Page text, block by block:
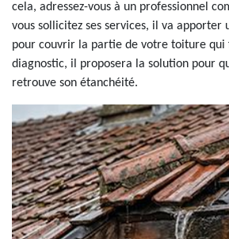
cela, adressez-vous à un professionnel
vous sollicitez ses services, il va apporter
pour couvrir la partie de votre toiture qui
diagnostic, il proposera la solution pour
retrouve son étanchéité.